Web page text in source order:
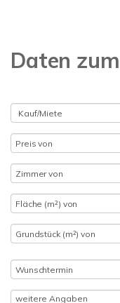
Daten